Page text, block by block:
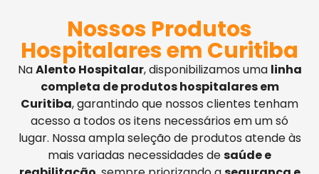
Nossos Produtos
Hospitalares em Curitiba
NaAlento Hospitalar, disponibilizamos uma linha
completa de produtos hospitalares em
Curitiba, garantindo que nossos clientes tenham
acesso a todos os itens necessários em um só
lugar. Nossa ampla seleção de produtos atende às
mais variadas necessidades desaúde e